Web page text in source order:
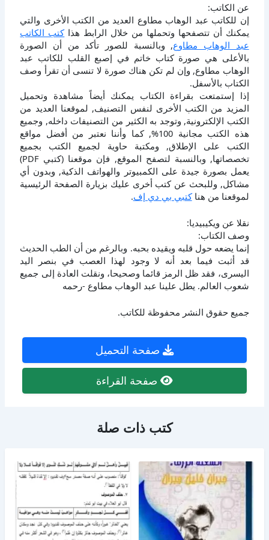
عن الكاتب:
إن للكاتب عبد الوهاب مطاوع العديد من الكتب الأخرى والتي
يمكنك أن تتصفحها وتحملها من خلال الرابط هذاكتب الكاتب
عبد الوهاب مطاوع, وبالنسبة للصور تأكد من أن الصورة
بالأعلى هي صورة كتاب خاتم في إصبع القلب للكاتب عبد
الوهاب مطاوع, وإن لم تكن هناك صورة لا تنسى أن تقرأ وصف
الكتاب بالأسفل.
إذا إستمتعت بقراءة الكتاب يمكنك أيضاً مشاهدة وتحميل
المزيد من الكتب الأخرى لنفس التصنيف, لموقعنا العديد من
الكتب الإلكترونية, وتوجد به الكثير من التصنيفات داخله, وجميع
هذه الكتب مجانية 100%, كما وأننا نعتبر من أفضل مواقع
الكتب على الإطلاق, ومكتبة حاوية لجميع الكتب بجميع
تخصصاتها, وبالنسبة لتصفح الموقع, فإن موقعنا (كتبي PDF)
يعمل بصورة جيدة على الكمبيوتر والهواتف الذكية, وبدون أي
مشاكل, وللبحث عن كتب أخرى عليك بزيارة الصفحة الرئيسية
لموقعنا من هناكتبي بي دي إف.
نقلا عن ويكيبيديا:
وصف الكتاب:
إنما يضعه حول قلبه ويقيده بحبه. وبالرغم من أن الطب الحديث
قد أثبت فيما بعد أنه لا وجود لهذا العصب في بنصر اليد
اليسرى، فقد ظل الرمز قائما وصحيحا، ونقلت العادة إلى جميع
شعوب العالم. يطل علينا عبد الوهاب مطاوع -رحمه
جميع حقوق النشر محفوظة للكاتب.
صفحة التحميل
صفحة القراءة
كتب ذات صلة